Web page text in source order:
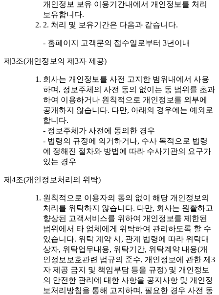
개인정보 보유 이용기간내에서 개인정보를 처리
보유합니다.
2. 처리 및 보유기간은 다음과 같습니다.
- 홈페이지 고객문의 접수일로부터 3년이내
제3조(개인정보의 제3자 제공)
회사는 개인정보를 사전 고지한 범위내에서 사용
하며, 정보주체의 사전 동의 없이는 동 범위를 초과
하여 이용하거나 원칙적으로 개인정보를 외부에
공개하지 않습니다. 다만, 아래의 경우에는 예외로
합니다.
- 정보주체가 사전에 동의한 경우
- 법령의 규정에 의거하거나, 수사 목적으로 법령
에 정해진 절차와 방법에 따라 수사기관의 요구가
있는 경우
제4조(개인정보처리의 위탁)
원칙적으로 이용자의 동의 없이 해당 개인정보의
처리를 위탁하지 않습니다. 다만, 회사는 원활하고
향상된 고객서비스를 위하여 개인정보를 제한된
범위에서 타 업체에게 위탁하여 관리하도록 할 수
있습니다. 위탁 계약 시, 관계 법령에 따라 위탁대
상자, 위탁업무내용, 위탁기간, 위탁계약 내용(개
인정보보호관련 법규의 준수, 개인정보에 관한 제3
자 제공 금지 및 책임부담 등을 규정) 및 개인정보
의 안전한 관리에 대한 사항을 공지사항 및 개인정
보처리방침을 통해 고지하며, 필요한 경우 사전 동